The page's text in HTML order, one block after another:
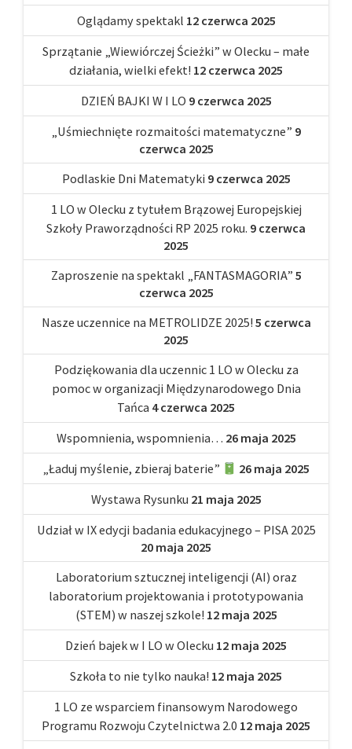
Oglądamy spektakl 12 czerwca 2025
Sprzątanie „Wiewiórczej Ścieżki” w Olecku – małe
działania, wielki efekt! 12 czerwca 2025
DZIEŃ BAJKI W I LO 9 czerwca 2025
„Uśmiechnięte rozmaitości matematyczne” 9
czerwca 2025
Podlaskie Dni Matematyki 9 czerwca 2025
1 LO w Olecku z tytułem Brązowej Europejskiej
Szkoły Praworządności RP 2025 roku. 9 czerwca
2025
Zaproszenie na spektakl „FANTASMAGORIA” 5
czerwca 2025
Nasze uczennice na METROLIDZE 2025! 5 czerwca
2025
Podziękowania dla uczennic 1 LO w Olecku za
pomoc w organizacji Międzynarodowego Dnia
Tańca 4 czerwca 2025
Wspomnienia, wspomnienia… 26 maja 2025
„Ładuj myślenie, zbieraj baterie”
26 maja 2025
Wystawa Rysunku 21 maja 2025
Udział w IX edycji badania edukacyjnego – PISA 2025
20 maja 2025
Laboratorium sztucznej inteligencji (AI) oraz
laboratorium projektowania i prototypowania
(STEM) w naszej szkole! 12 maja 2025
Dzień bajek w I LO w Olecku 12 maja 2025
Szkoła to nie tylko nauka! 12 maja 2025
1 LO ze wsparciem finansowym Narodowego
Programu Rozwoju Czytelnictwa 2.0 12 maja 2025